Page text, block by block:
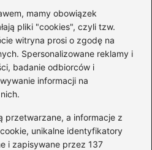
mamy obowiązek
pliki "cookies", czyli tzw.
witryna prosi o zgodę na
Spersonalizowane reklamy i
badanie odbiorców i
informacji na
przetwarzane, a informacje z
unikalne identyfikatory
i zapisywane przez 137